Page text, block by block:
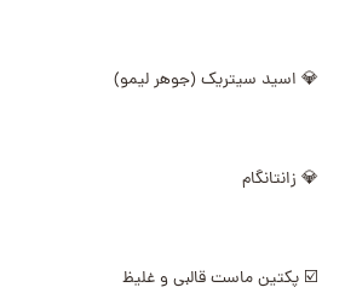
💎 اسید سیتریک (جوهر لیمو)
💎 زانتانگام
☑️ پکتین ماست قالبی و غلیظ